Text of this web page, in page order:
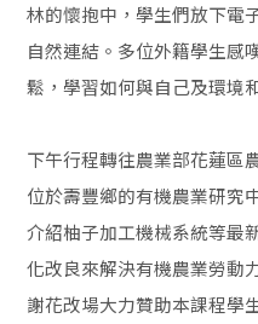
林的懷抱中，學生們放下電
自然連結。多位外籍學生感
鬆，學習如何與自己及環境
下午行程轉往農業部花蓮區
位於壽豐鄉的有機農業研究
介紹柚子加工機械系統等最
化改良來解決有機農業勞動
謝花改場大力贊助本課程學